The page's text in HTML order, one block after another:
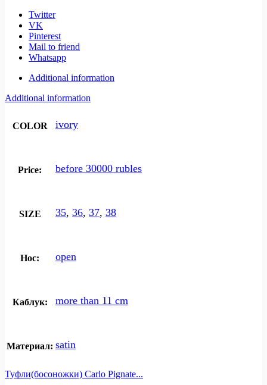
Twitter
VK
Pinterest
Mail to friend
Whatsapp
Additional information
Additional information
COLOR ivory
Price: before 30000 rubles
SIZE 35, 36, 37, 38
Нос: open
Каблук: more than 11 cm
Материал: satin
Туфли(босоножки) Carlo Pignate...